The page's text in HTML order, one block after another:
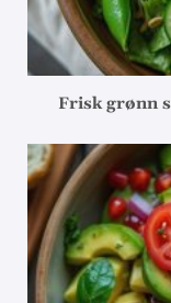
Frisk grønn